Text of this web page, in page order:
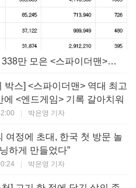
[8월 1주 국내 박스] 5일 만에 338만 모은 <스파이더맨> 극장가 235% 대반등, <호프>는 400만 돌파
박스] <스파이더맨> 역대 최고
에 <엔드게임> 기록 갈아치워
| 박은영 기자
여정에 초대, 한국 첫 방문 놀
하게 만들었다”
| 박은영 기자